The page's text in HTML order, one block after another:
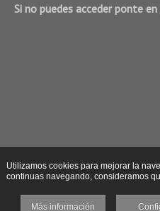
Si no puedes acceder ponte en
Utilizamos cookies para mejorar la
continuas navegando, consideramos
Más información